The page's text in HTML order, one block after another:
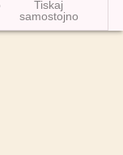
Tiskaj
samostojno